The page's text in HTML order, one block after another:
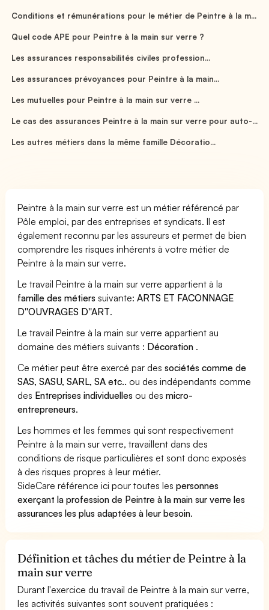
Conditions et rémunérations pour le métier de Peintre à la m...
Quel code APE pour Peintre à la main sur verre ?
Les assurances responsabilités civiles profession...
Les assurances prévoyances pour Peintre à la main...
Les mutuelles pour Peintre à la main sur verre ...
Le cas des assurances Peintre à la main sur verre pour auto-...
Les autres métiers dans la même famille Décoratio...
Peintre à la main sur verre est un métier référencé par
Pôle emploi, par des entreprises et syndicats. Il est
également reconnu par les assureurs et permet de bien
comprendre les risques inhérents à votre métier de
Peintre à la main sur verre.
Le travail Peintre à la main sur verre appartient à la
famille des métiers suivante:ARTS ET FACONNAGE
D''OUVRAGES D''ART.
Le travail Peintre à la main sur verre appartient au
domaine des métiers suivants : Décoration .
Ce métier peut être exercé par dessociétés comme de
SAS, SASU, SARL, SA etc.. ou des indépendants comme
des Entreprises individuelles ou desmicro-
entrepreneurs.
Les hommes et les femmes qui sont respectivement
Peintre à la main sur verre, travaillent dans des
conditions de risque particulières et sont donc exposés
à des risques propres à leur métier.
SideCare référence ici pour toutes lespersonnes
exerçant la profession de Peintre à la main sur verre les
assurances les plus adaptées à leur besoin.
Définition et tâches du métier de Peintre à la
main sur verre
Durant l'exercice du travail de Peintre à la main sur verre,
les activités suivantes sont souvent pratiquées :